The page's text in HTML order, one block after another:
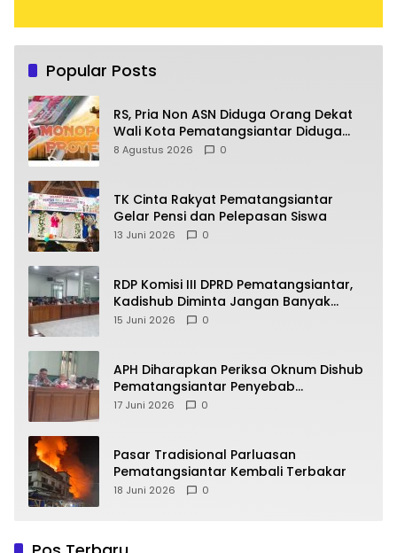
Popular Posts
RS, Pria Non ASN Diduga Orang Dekat
Wali Kota Pematangsiantar Diduga
Bagi Bagi Proyek ke Kontraktor
8 Agustus 2026 0
TK Cinta Rakyat Pematangsiantar
Gelar Pensi dan Pelepasan Siswa
13 Juni 2026 0
RDP Komisi III DPRD Pematangsiantar,
Kadishub Diminta Jangan Banyak
Alasan
15 Juni 2026 0
APH Diharapkan Periksa Oknum Dishub
Pematangsiantar Penyebab
Kebocoran PAD Retribusi Parkir
17 Juni 2026 0
Pasar Tradisional Parluasan
Pematangsiantar Kembali Terbakar
18 Juni 2026 0